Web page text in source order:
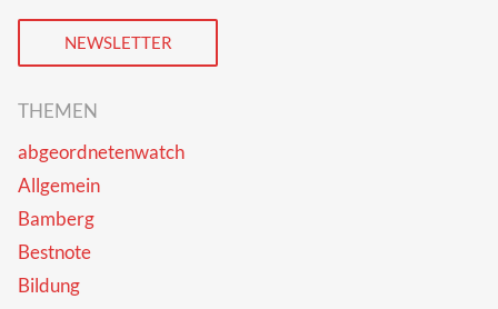
NEWSLETTER
THEMEN
abgeordnetenwatch
Allgemein
Bamberg
Bestnote
Bildung